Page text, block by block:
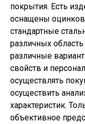
покрытия. Есть
оснащены
стандартные
различных
различные
свойств и
осуществлять
осуществить
характеристик.
объективное